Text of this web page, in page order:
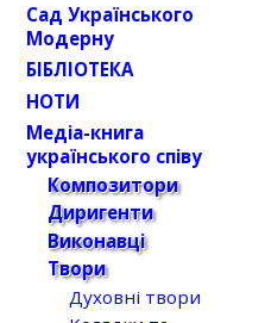
Сад Українського
Модерну
БІБЛІОТЕКА
НОТИ
Медіа-книга
українського співу
Композитори
Диригенти
Виконавці
Твори
Духовні твори